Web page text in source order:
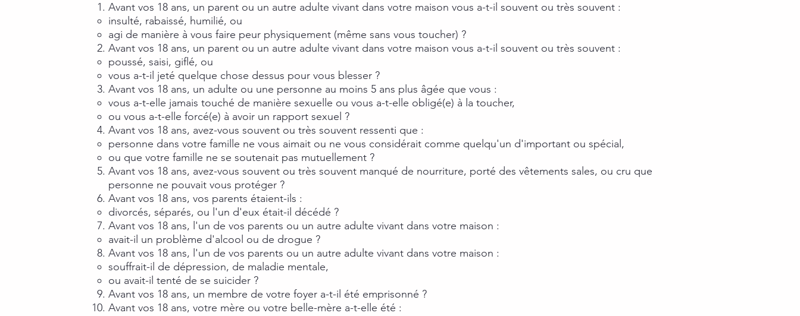
Avant vos 18 ans, un parent ou un autre adulte vivant dans votre maison vous a-t-il souvent ou très souvent :
insulté, rabaissé, humilié, ou
agi de manière à vous faire peur physiquement (même sans vous toucher) ?
Avant vos 18 ans, un parent ou un autre adulte vivant dans votre maison vous a-t-il souvent ou très souvent :
poussé, saisi, giflé, ou
vous a-t-il jeté quelque chose dessus pour vous blesser ?
Avant vos 18 ans, un adulte ou une personne au moins 5 ans plus âgée que vous :
vous a-t-elle jamais touché de manière sexuelle ou vous a-t-elle obligé(e) à la toucher,
ou vous a-t-elle forcé(e) à avoir un rapport sexuel ?
Avant vos 18 ans, avez-vous souvent ou très souvent ressenti que :
personne dans votre famille ne vous aimait ou ne vous considérait comme quelqu'un d'important ou spécial,
ou que votre famille ne se soutenait pas mutuellement ?
Avant vos 18 ans, avez-vous souvent ou très souvent manqué de nourriture, porté des vêtements sales, ou cru que
personne ne pouvait vous protéger ?
Avant vos 18 ans, vos parents étaient-ils :
divorcés, séparés, ou l'un d'eux était-il décédé ?
Avant vos 18 ans, l'un de vos parents ou un autre adulte vivant dans votre maison :
avait-il un problème d'alcool ou de drogue ?
Avant vos 18 ans, l'un de vos parents ou un autre adulte vivant dans votre maison :
souffrait-il de dépression, de maladie mentale,
ou avait-il tenté de se suicider ?
Avant vos 18 ans, un membre de votre foyer a-t-il été emprisonné ?
Avant vos 18 ans, votre mère ou votre belle-mère a-t-elle été :